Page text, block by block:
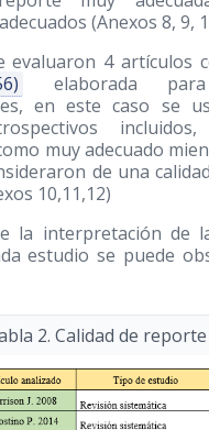
(Anexos 8, 9,
evaluaron 4 artículos
elaborada
en este caso se
muy adecuado
de una
10,11,12)
la interpretación de
estudio se puede
2. Calidad de reporte